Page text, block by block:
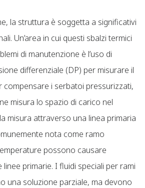
la struttura è soggetta a significativi
Un’area in cui questi sbalzi termici
di manutenzione è l’uso di
differenziale (DP) per misurare il
compensare i serbatoi pressurizzati,
misura lo spazio di carico nel
misura attraverso una linea primaria
nota come ramo
possono causare
primarie. I fluidi speciali per rami
una soluzione parziale, ma devono